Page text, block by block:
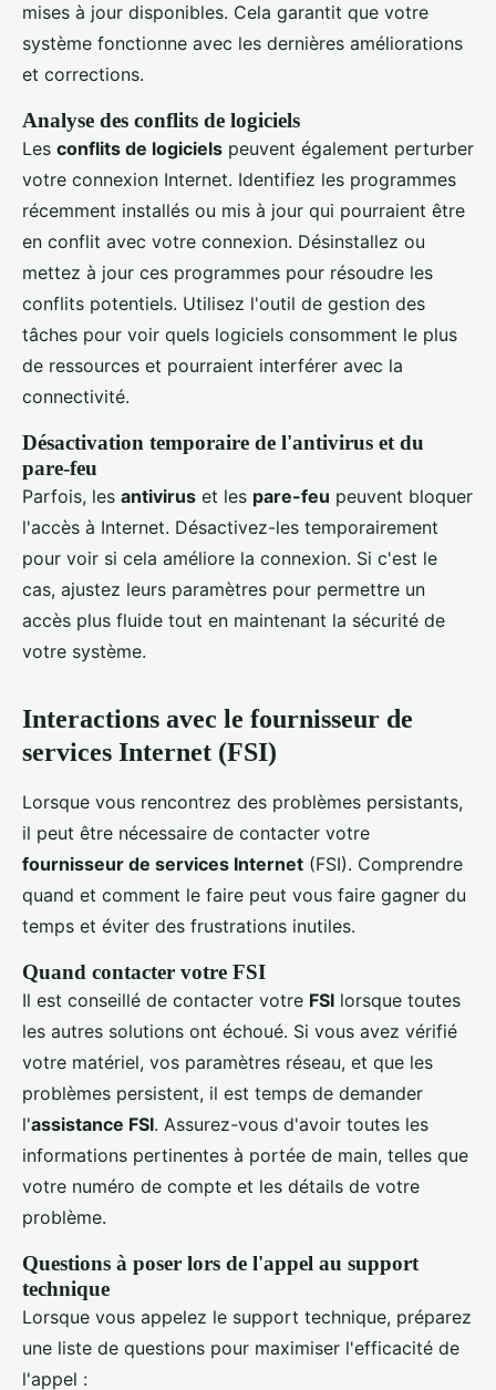
mises à jour disponibles. Cela garantit que votre
système fonctionne avec les dernières améliorations
et corrections.
Analyse des conflits de logiciels
Les conflits de logiciels peuvent également perturber
votre connexion Internet. Identifiez les programmes
récemment installés ou mis à jour qui pourraient être
en conflit avec votre connexion. Désinstallez ou
mettez à jour ces programmes pour résoudre les
conflits potentiels. Utilisez l'outil de gestion des
tâches pour voir quels logiciels consomment le plus
de ressources et pourraient interférer avec la
connectivité.
Désactivation temporaire de l'antivirus et du
pare-feu
Parfois, les antivirus et les pare-feu peuvent bloquer
l'accès à Internet. Désactivez-les temporairement
pour voir si cela améliore la connexion. Si c'est le
cas, ajustez leurs paramètres pour permettre un
accès plus fluide tout en maintenant la sécurité de
votre système.
Interactions avec le fournisseur de
services Internet (FSI)
Lorsque vous rencontrez des problèmes persistants,
il peut être nécessaire de contacter votre
fournisseur de services Internet (FSI). Comprendre
quand et comment le faire peut vous faire gagner du
temps et éviter des frustrations inutiles.
Quand contacter votre FSI
Il est conseillé de contacter votre FSI lorsque toutes
les autres solutions ont échoué. Si vous avez vérifié
votre matériel, vos paramètres réseau, et que les
problèmes persistent, il est temps de demander
l'assistance FSI. Assurez-vous d'avoir toutes les
informations pertinentes à portée de main, telles que
votre numéro de compte et les détails de votre
problème.
Questions à poser lors de l'appel au support
technique
Lorsque vous appelez le support technique, préparez
une liste de questions pour maximiser l'efficacité de
l'appel :